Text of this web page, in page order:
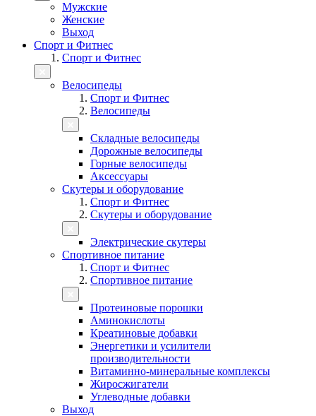
Мужские
Женские
Выход
Спорт и Фитнес
Спорт и Фитнес
Велосипеды
Спорт и Фитнес
Велосипеды
Складные велосипеды
Дорожные велосипеды
Горные велосипеды
Аксессуары
Скутеры и оборудование
Спорт и Фитнес
Скутеры и оборудование
Электрические скутеры
Спортивное питание
Спорт и Фитнес
Спортивное питание
Протеиновые порошки
Аминокислоты
Креатиновые добавки
Энергетики и усилители
производительности
Витаминно-минеральные комплексы
Жиросжигатели
Углеводные добавки
Выход